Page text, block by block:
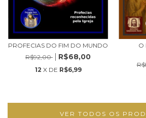
PROFECIAS DO FIM DO MUNDO
R$92,00
R$68,00
12 X DE R$6,99
O
VER TODOS OS